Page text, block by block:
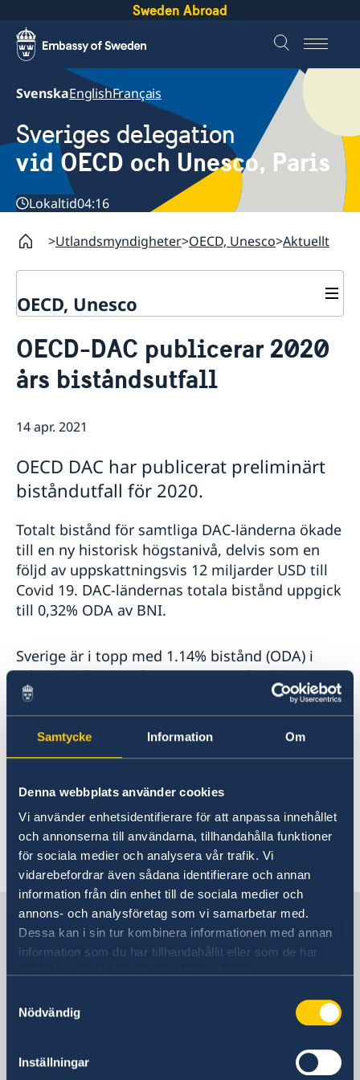
Samtycke Information Om
Denna webbplats använder cookies
Vi använder enhetsidentifierare för att anpassa innehållet
och annonserna till användarna, tillhandahålla funktioner
för sociala medier och analysera vår trafik. Vi
vidarebefordrar även sådana identifierare och annan
information från din enhet till de sociala medier och
annons- och analysföretag som vi samarbetar med.
Dessa kan i sin tur kombinera informationen med annan
information som du har tillhandahållit eller som de har
Nödvändig
Inställningar
Sweden Abroad
SvenskaEnglishFrançais
Sveriges delegation
vid OECD och Unesco, Paris
Lokaltid04:16
Utlandsmyndigheter OECD, Unesco Aktuellt
OECD, Unesco
Om oss
Praktisk information för delegater
OECD:s kommande program
OECD:s medlemsländer
Sverige och Unesco
Adressregister - Medlemsländernas delegationer
Aktuellt
OECD-DAC publicerar 2020
års biståndsutfall
14 apr. 2021
OECD DAC har publicerat preliminärt
biståndutfall för 2020.
Totalt bistånd för samtliga DAC-länderna ökade
till en ny historisk högstanivå, delvis som en
följd av uppskattningsvis 12 miljarder USD till
Covid 19. DAC-ländernas totala bistånd uppgick
till 0,32% ODA av BNI.
Sverige är i topp med 1.14% bistånd (ODA) i
relation till BNI och var ett av sex länder
(tillsammans med Danmark, Luxemburg,
Norge, Storbritannien och Tyskland) som
uppfyllde FN:s mål om 0,7% ODA/BNI.
Övergripande statistik över länders
biståndsvolymer år 2020
Senast uppdaterad 14 apr. 2021, 12.07
Sveriges delegation vid OECD och
Unesco
Délégation de la Suède auprès de l'OCDE
17 rue Barbet-de-Jouy